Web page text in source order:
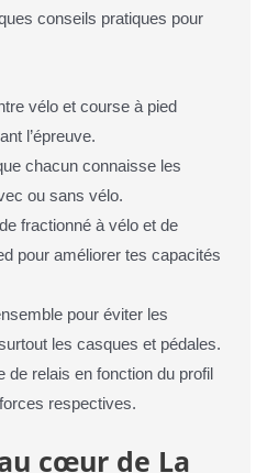
conseils pratiques pour
vélo et course à pied
l’épreuve.
chacun connaisse les
ou sans vélo.
fractionné à vélo et de
pour améliorer tes capacités
pour éviter les
les casques et pédales.
de relais en fonction du profil
respectives.
cœur de La